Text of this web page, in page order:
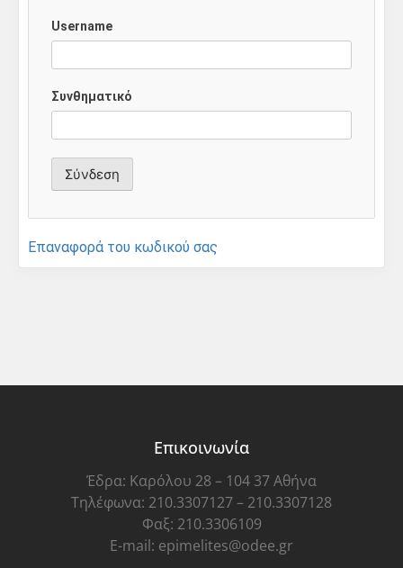
Username
Συνθηματικό
Επαναφορά του κωδικού σας
Επικοινωνία
Έδρα: Καρόλου 28 – 104 37 Αθήνα
Τηλέφωνα: 210.3307127 – 210.3307128
Φαξ: 210.3306109
E-mail: epimelites@odee.gr